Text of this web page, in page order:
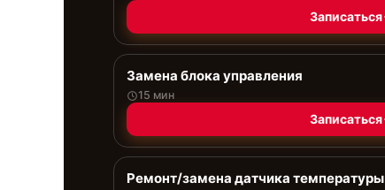
Записаться
Замена блока управления
15 мин
Записаться
Ремонт/замена датчика температуры